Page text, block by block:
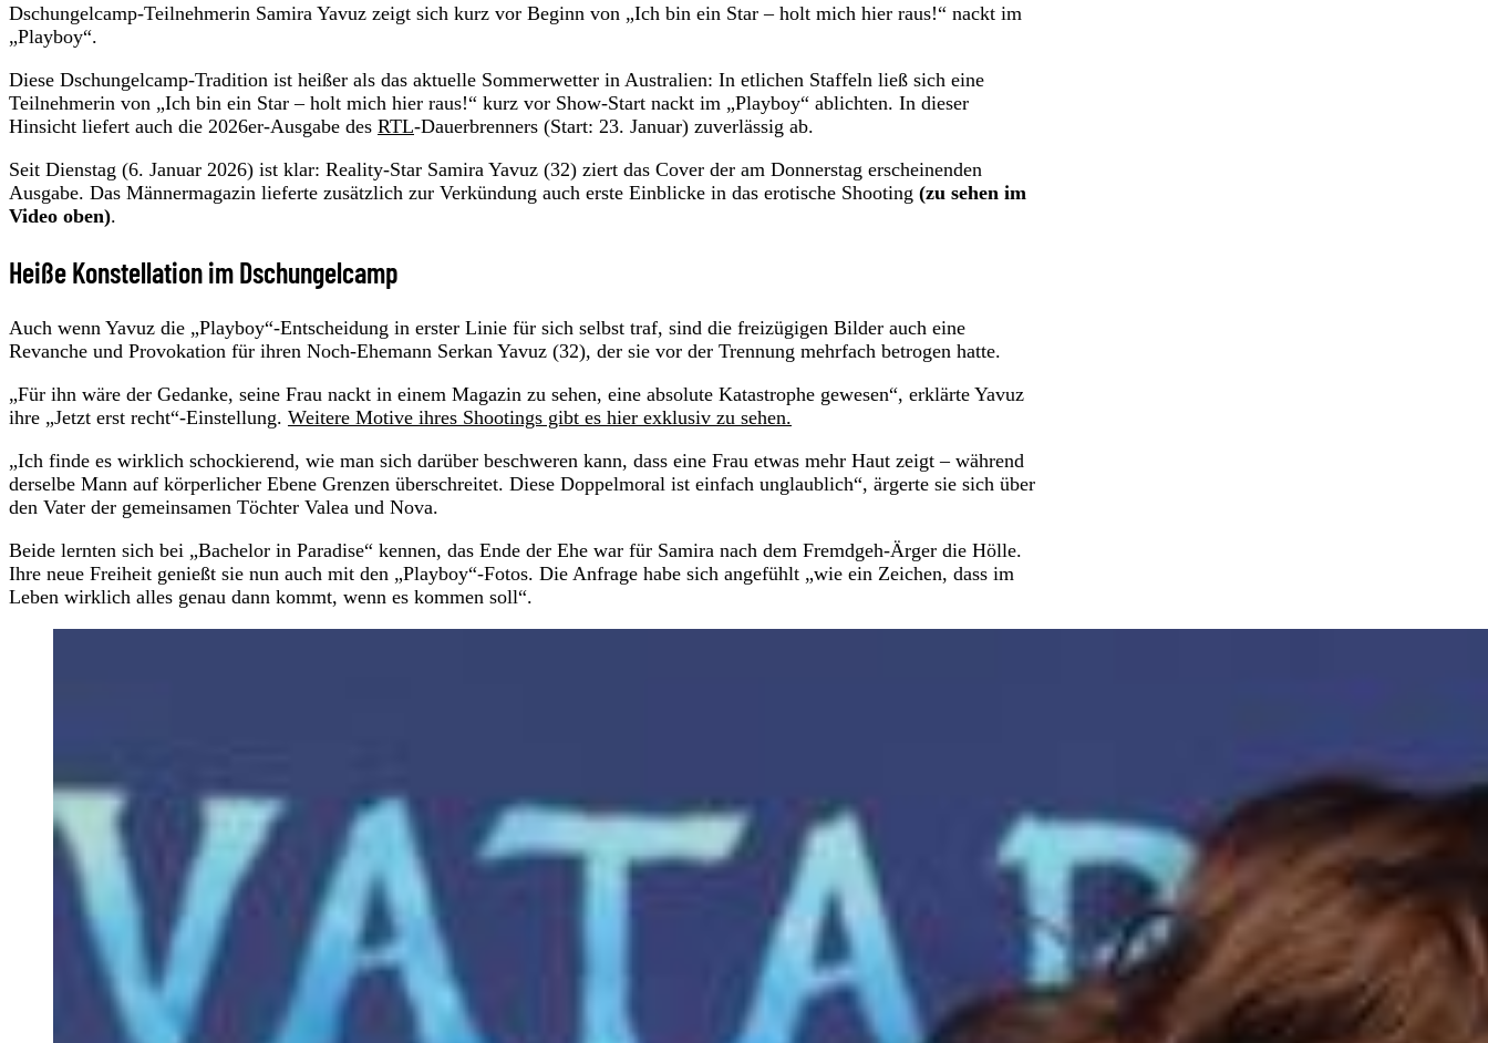
Dschungelcamp-Teilnehmerin Samira Yavuz zeigt sich kurz vor Beginn von „Ich bin ein Star – holt mich hier raus!“ nackt im
„Playboy“.
Diese Dschungelcamp-Tradition ist heißer als das aktuelle Sommerwetter in Australien: In etlichen Staffeln ließ sich eine
Teilnehmerin von „Ich bin ein Star – holt mich hier raus!“ kurz vor Show-Start nackt im „Playboy“ ablichten. In dieser
Hinsicht liefert auch die 2026er-Ausgabe des RTL-Dauerbrenners (Start: 23. Januar) zuverlässig ab.
Seit Dienstag (6. Januar 2026) ist klar: Reality-Star Samira Yavuz (32) ziert das Cover der am Donnerstag erscheinenden
Ausgabe. Das Männermagazin lieferte zusätzlich zur Verkündung auch erste Einblicke in das erotische Shooting (zu sehen im
Video oben).
Heiße Konstellation im Dschungelcamp
Auch wenn Yavuz die „Playboy“-Entscheidung in erster Linie für sich selbst traf, sind die freizügigen Bilder auch eine
Revanche und Provokation für ihren Noch-Ehemann Serkan Yavuz (32), der sie vor der Trennung mehrfach betrogen hatte.
„Für ihn wäre der Gedanke, seine Frau nackt in einem Magazin zu sehen, eine absolute Katastrophe gewesen“, erklärte Yavuz
ihre „Jetzt erst recht“-Einstellung. Weitere Motive ihres Shootings gibt es hier exklusiv zu sehen.
„Ich finde es wirklich schockierend, wie man sich darüber beschweren kann, dass eine Frau etwas mehr Haut zeigt – während
derselbe Mann auf körperlicher Ebene Grenzen überschreitet. Diese Doppelmoral ist einfach unglaublich“, ärgerte sie sich über
den Vater der gemeinsamen Töchter Valea und Nova.
Beide lernten sich bei „Bachelor in Paradise“ kennen, das Ende der Ehe war für Samira nach dem Fremdgeh-Ärger die Hölle.
Ihre neue Freiheit genießt sie nun auch mit den „Playboy“-Fotos. Die Anfrage habe sich angefühlt „wie ein Zeichen, dass im
Leben wirklich alles genau dann kommt, wenn es kommen soll“.